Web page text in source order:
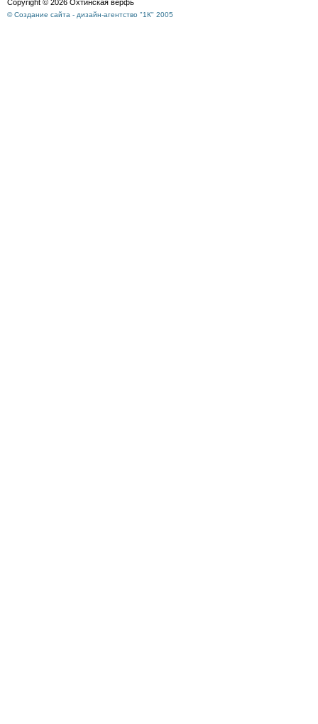
Copyright © 2026 Охтинская верфь
© Создание сайта - дизайн-агентство "1К" 2005